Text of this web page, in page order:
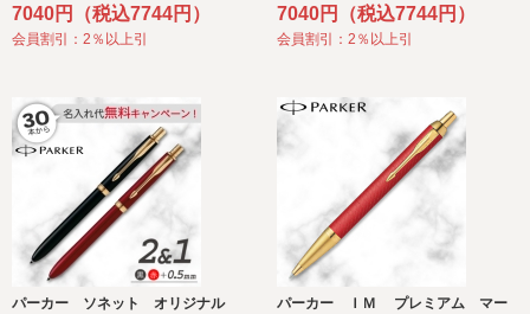
7040円（税込7744円）
会員割引：2％以上引
7040円（税込7744円）
会員割引：2％以上引
パーカー ソネット オリジナル
パーカー ＩＭ プレミアム マー